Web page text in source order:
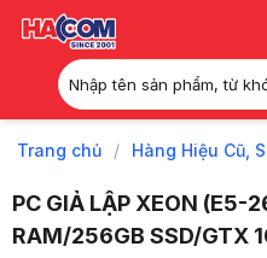
Nhập tên sản phẩm, từ
Trang chủ / Hàng Hiệu Cũ,
PC GIẢ LẬP XEON
RAM/256GB SSD/GTX